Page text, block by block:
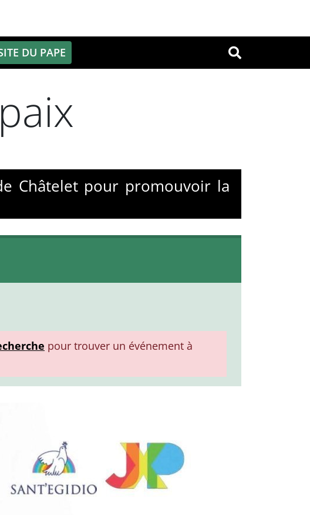
OK
DU PAPE
Châtelet pour promouvoir la
pour trouver un événement à